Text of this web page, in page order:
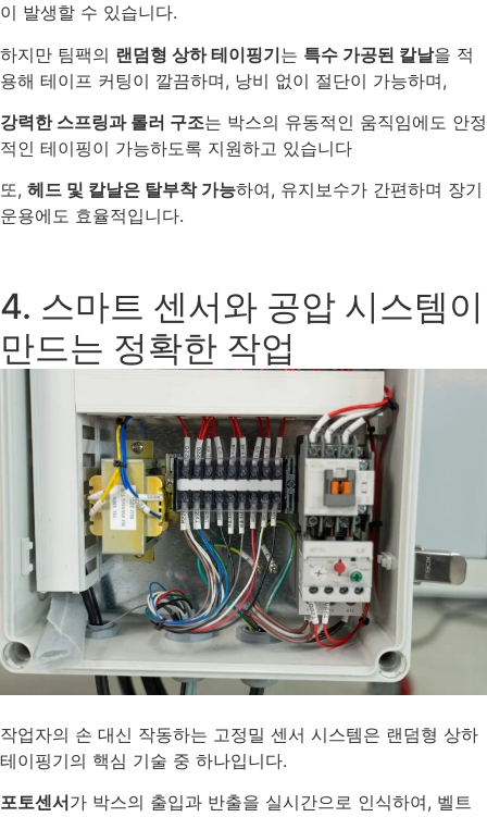
이 발생할 수 있습니다.
하지만 팀팩의 랜덤형 상하 테이핑기는 특수 가공된 칼날을 적
용해 테이프 커팅이 깔끔하며, 낭비 없이 절단이 가능하며,
강력한 스프링과 롤러 구조는 박스의 유동적인 움직임에도 안정
적인 테이핑이 가능하도록 지원하고 있습니다
또, 헤드 및 칼날은 탈부착 가능하여, 유지보수가 간편하며 장기
운용에도 효율적입니다.
4. 스마트 센서와 공압 시스템이
만드는 정확한 작업
작업자의 손 대신 작동하는 고정밀 센서 시스템은 랜덤형 상하
테이핑기의 핵심 기술 중 하나입니다.
포토센서가 박스의 출입과 반출을 실시간으로 인식하여, 벨트